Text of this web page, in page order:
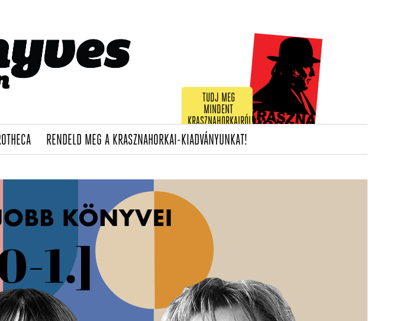
TUDJ MEG
MINDENT
KRASZNAHORKAIRÓL!
(CURRENT)
RENDELD MEG A KRASZNAHORKAI-KIADVÁNYUNKAT!(CURRENT)